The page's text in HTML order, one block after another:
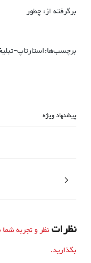
برگرفته از: چطور
برچسب‌ها:استارتاپ-
پیشنهاد ویژه
نظراتنظر و تجربه
بگذارید.